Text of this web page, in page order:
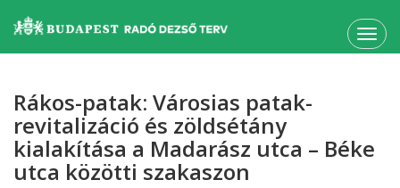
Rákos-patak: Városias patak-
revitalizáció és zöldsétány
kialakítása a Madarász utca – Béke
utca közötti szakaszon